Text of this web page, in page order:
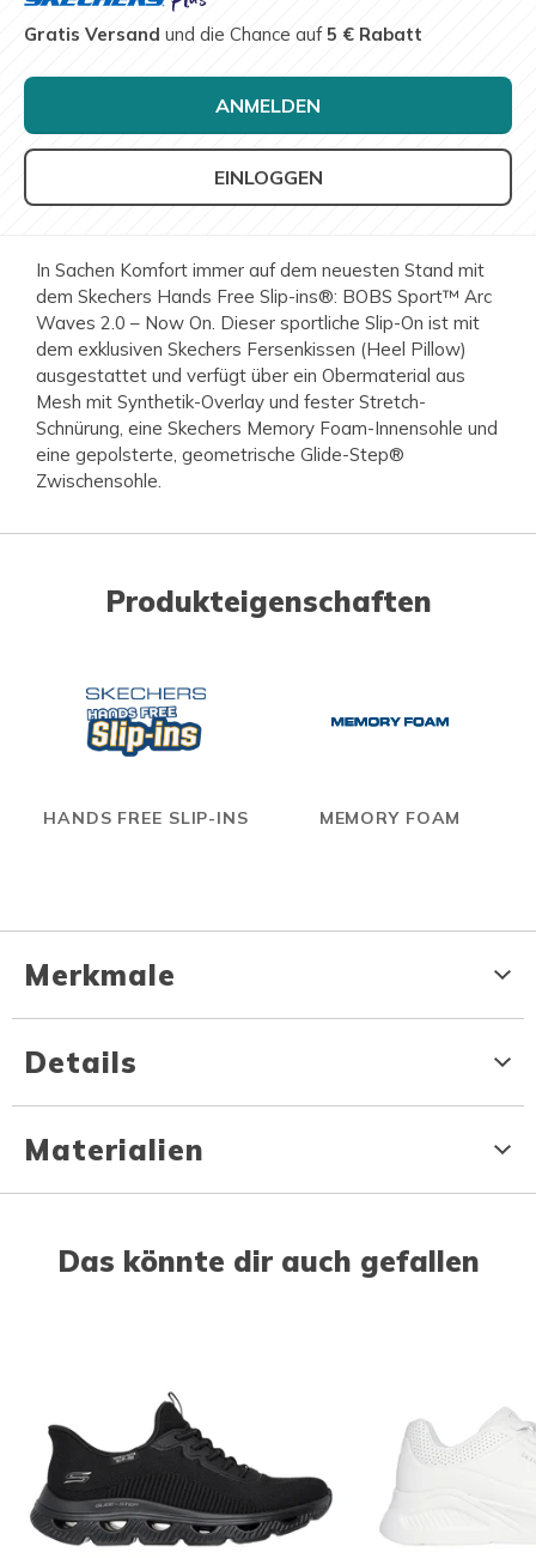
Gratis Versand und die Chance auf5 € Rabatt
ANMELDEN
EINLOGGEN
In Sachen Komfort immer auf dem neuesten Stand mit
dem Skechers Hands Free Slip-ins®: BOBS Sport™ Arc
Waves 2.0 – Now On. Dieser sportliche Slip-On ist mit
dem exklusiven Skechers Fersenkissen (Heel Pillow)
ausgestattet und verfügt über ein Obermaterial aus
Mesh mit Synthetik-Overlay und fester Stretch-
Schnürung, eine Skechers Memory Foam-Innensohle und
eine gepolsterte, geometrische Glide-Step®
Zwischensohle.
Produkteigenschaften
HANDS FREE SLIP-INS MEMORY FOAM
Merkmale
Details
Materialien
Das könnte dir auch gefallen